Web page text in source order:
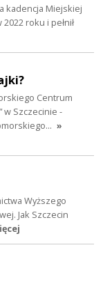
kadencja Miejskiej
roku i pełnił
Centrum
w Szczecinie -
»
Wyższego
Jak Szczecin